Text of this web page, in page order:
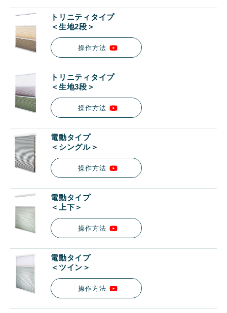
トリニティタイプ
＜生地2段＞
操作方法
トリニティタイプ
＜生地3段＞
操作方法
電動タイプ
＜シングル＞
操作方法
電動タイプ
＜上下＞
操作方法
電動タイプ
＜ツイン＞
操作方法